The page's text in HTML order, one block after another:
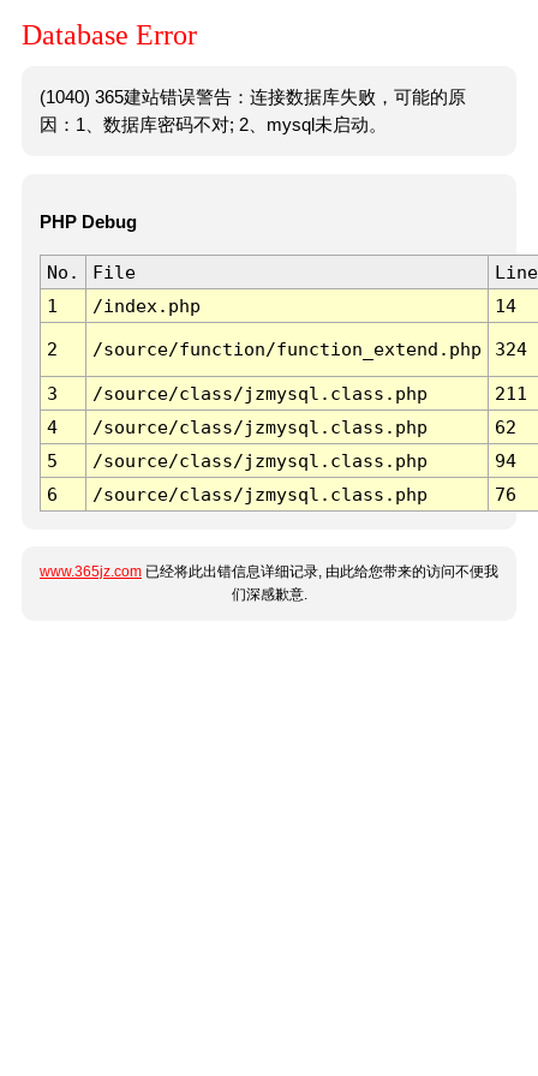
Database Error
(1040) 365建站错误警告：连接数据库失败，可能的原
因：1、数据库密码不对; 2、mysql未启动。
PHP Debug
No. File
Line
1
/index.php 14
2 /source/function/function_extend.php 324
3 /source/class/jzmysql.class.php
211
4
/source/class/jzmysql.class.php
62
5
/source/class/jzmysql.class.php
94
6
/source/class/jzmysql.class.php 76
www.365jz.com 已经将此出错信息详细记录, 由此给您带来的访问不便我
们深感歉意.